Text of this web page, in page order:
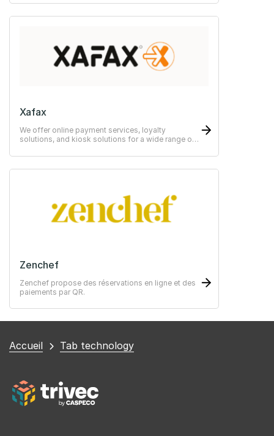
Xafax
We offer online payment services, loyalty
solutions, and kiosk solutions for a wide range of
Zenchef
Zenchef propose des réservations en ligne et des
paiements par QR.
Vous
Accueil Tab technology